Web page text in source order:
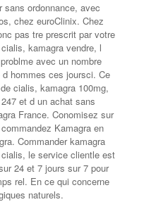
sans ordonnance, avec
chez euroClinix. Chez
pas tre prescrit par votre
kamagra vendre, l
avec un nombre
hommes ces joursci. Ce
cialis, kamagra 100mg,
et d un achat sans
France. Conomisez sur
Kamagra en
Commander kamagra
le service clientle est
24 et 7 jours sur 7 pour
rel. En ce qui concerne
naturels.